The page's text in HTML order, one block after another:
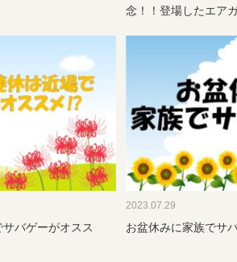
念！！登場したエア
バゲーがオスス
2023.07.29
お盆休みに家族でサ